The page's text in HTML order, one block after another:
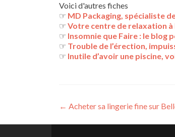
Voici d'autres fiches
☞ MD Packaging, spécialiste
☞ Votre centre de relaxation à
☞ Insomnie que Faire : le blog
☞ Trouble de l’érection,
☞ Inutile d’avoir une piscine,
Navigation
des
← Acheter sa lingerie fine sur